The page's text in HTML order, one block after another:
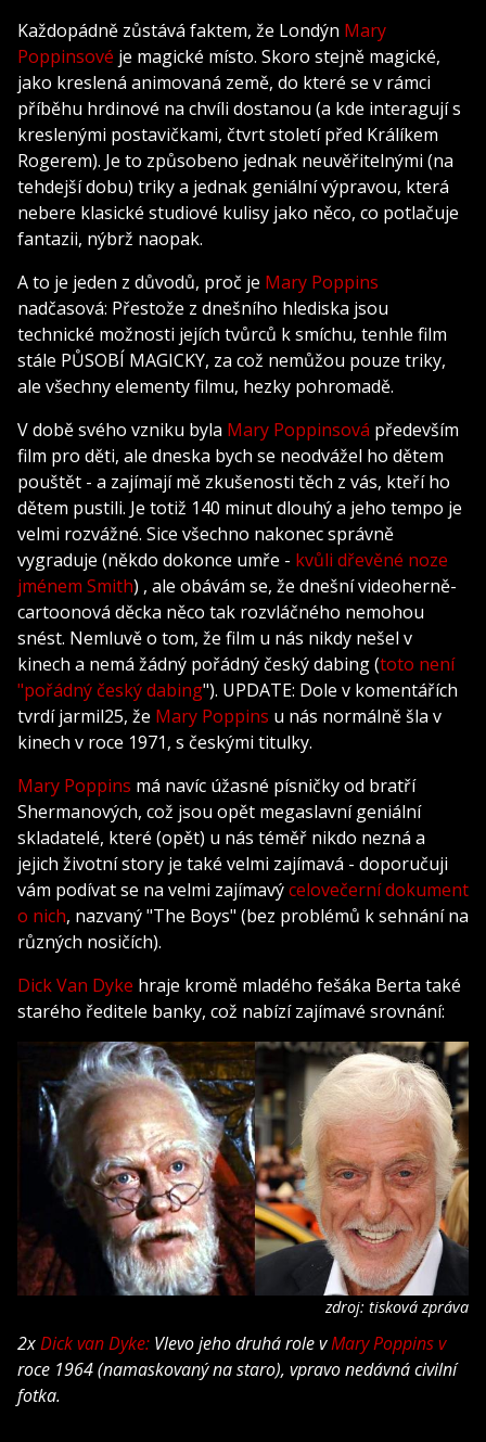
Každopádně zůstává faktem, že Londýn Mary
Poppinsové je magické místo. Skoro stejně magické,
jako kreslená animovaná země, do které se v rámci
příběhu hrdinové na chvíli dostanou (a kde interagují s
kreslenými postavičkami, čtvrt století před Králíkem
Rogerem). Je to způsobeno jednak neuvěřitelnými (na
tehdejší dobu) triky a jednak geniální výpravou, která
nebere klasické studiové kulisy jako něco, co potlačuje
fantazii, nýbrž naopak.
A to je jeden z důvodů, proč je Mary Poppins
nadčasová: Přestože z dnešního hlediska jsou
technické možnosti jejích tvůrců k smíchu, tenhle film
stále PŮSOBÍ MAGICKY, za což nemůžou pouze triky,
ale všechny elementy filmu, hezky pohromadě.
V době svého vzniku byla Mary Poppinsová především
film pro děti, ale dneska bych se neodvážel ho dětem
pouštět - a zajímají mě zkušenosti těch z vás, kteří ho
dětem pustili. Je totiž 140 minut dlouhý a jeho tempo je
velmi rozvážné. Sice všechno nakonec správně
vygraduje (někdo dokonce umře - kvůli dřevěné noze
jménem Smith) , ale obávám se, že dnešní videoherně-
cartoonová děcka něco tak rozvláčného nemohou
snést. Nemluvě o tom, že film u nás nikdy nešel v
kinech a nemá žádný pořádný český dabing (toto není
"pořádný český dabing"). UPDATE: Dole v komentářích
tvrdí jarmil25, že Mary Poppins u nás normálně šla v
kinech v roce 1971, s českými titulky.
Mary Poppins má navíc úžasné písničky od bratří
Shermanových, což jsou opět megaslavní geniální
skladatelé, které (opět) u nás téměř nikdo nezná a
jejich životní story je také velmi zajímavá - doporučuji
vám podívat se na velmi zajímavýcelovečerní dokument
o nich, nazvaný "The Boys" (bez problémů k sehnání na
různých nosičích).
Dick Van Dyke hraje kromě mladého fešáka Berta také
starého ředitele banky, což nabízí zajímavé srovnání:
zdroj: tisková zpráva
2xDick van Dyke: Vlevo jeho druhá role vMary Poppins v
roce 1964 (namaskovaný na staro), vpravo nedávná civilní
fotka.